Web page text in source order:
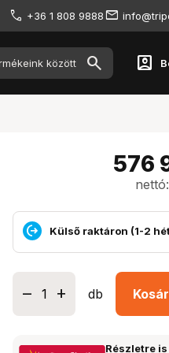
+36 1 808 9888
account_box
576
Külső raktáron (1-2
db
Részletre